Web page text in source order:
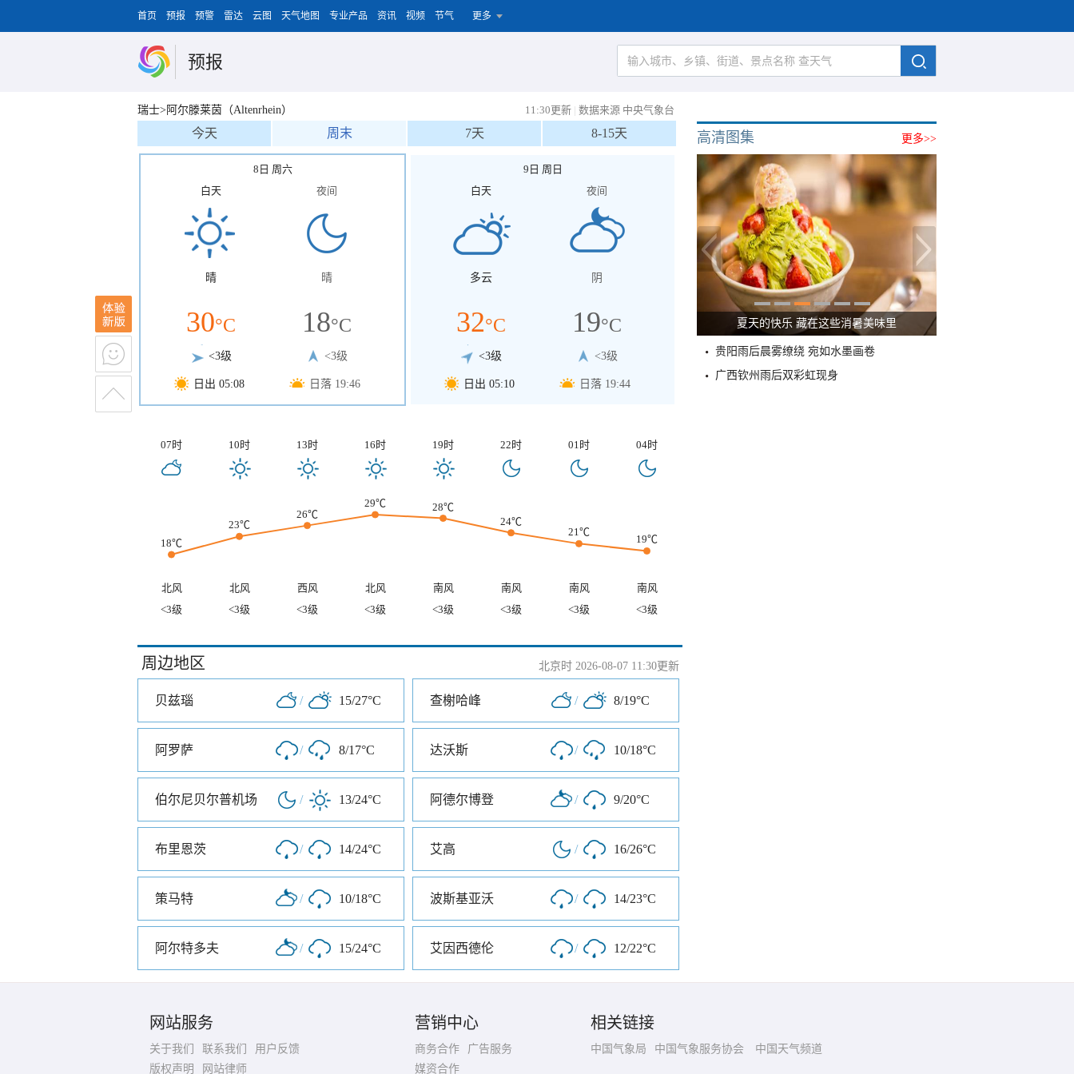
首页 预报 预警 雷达 云图 天气地图 专业产品 资讯 视频 节气 更多
预报
瑞士>阿尔滕莱茵（Altenrhein） 11:30更新 | 数据来源 中央气象台
今天 周末 7天 8-15天
8日 周六
白天
晴
30°C
<3级
日出 05:08
夜间
晴
18°C
<3级
日落 19:46
9日 周日
白天
多云
32°C
<3级
日出 05:10
夜间
阴
19°C
<3级
日落 19:44
07时 10时 13时 16时 19时 22时 01时 04时
18℃
23℃
26℃
29℃
28℃
24℃
21℃
19℃
北风 北风 西风 北风 南风 南风 南风
南风
<3级
<3级 <3级 <3级 <3级 <3级 <3级 <3级
周边地区 北京时 2026-08-07 11:30更新
贝兹瑙 / 15/27°C 查榭哈峰 / 8/19°C
阿罗萨 / 8/17°C 达沃斯 / 10/18°C
伯尔尼贝尔普机场 / 13/24°C 阿德尔博登 / 9/20°C
布里恩茨 / 14/24°C 艾高 / 16/26°C
策马特 / 10/18°C 波斯基亚沃 / 14/23°C
阿尔特多夫 / 15/24°C 艾因西德伦 / 12/22°C
更多>>
高清图集
夏天的快乐 藏在这些消暑美味里
贵阳雨后晨雾缭绕 宛如水墨画卷
广西钦州雨后双彩虹现身
网站服务
关于我们 联系我们
用户反馈
版权声明
网站律师
营销中心
商务合作
广告服务
媒资合作
相关链接
中国气象局 中国气象服务协会 中国天气频道